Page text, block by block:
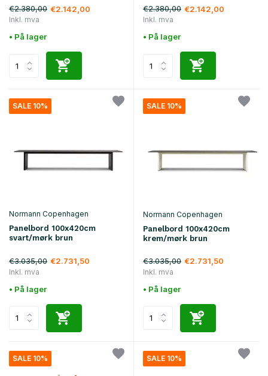
€2.380,00 €2.142,00
Inkl. mva
• På lager
€2.380,00 €2.142,00
Inkl. mva
• På lager
SALE 10%
Normann Copenhagen
Panelbord 100x420cm
svart/mørk brun
€3.035,00 €2.731,50
Inkl. mva
• På lager
SALE 10%
Normann Copenhagen
Panelbord 100x420cm
krem/mørk brun
€3.035,00 €2.731,50
Inkl. mva
• På lager
SALE 10% SALE 10%